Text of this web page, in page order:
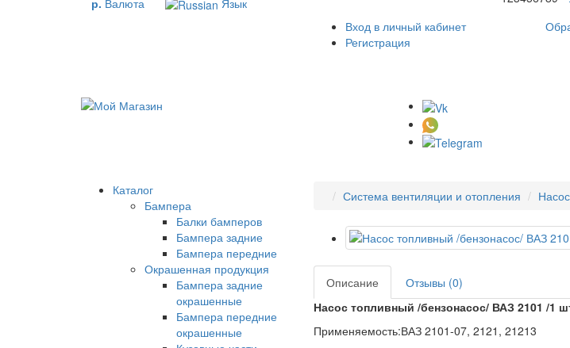
р. Валюта Язык
Вход в личный кабинет
Регистрация
Каталог
Бампера
Балки бамперов
Бампера задние
Бампера передние
Окрашенная продукция
Бампера задние
окрашенные
Бампера передние
окрашенные
Система вентиляции и отопления
Описание
Отзывы (0)
Насос топливный /бензонасос/ ВАЗ 2101 /1
Применяемость:ВАЗ 2101-07, 2121, 21213